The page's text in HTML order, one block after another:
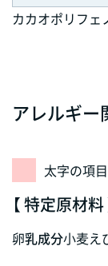
カカオポリフ
アレルギー
太字の項
【 特定原材料
卵乳成分小麦え